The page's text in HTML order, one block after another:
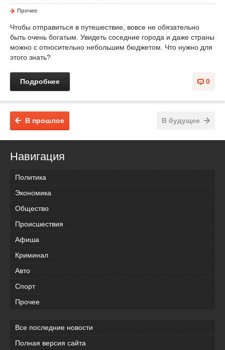
Прочее
Чтобы отправиться в путешествие, вовсе не обязательно
быть очень богатым. Увидеть соседние города и даже страны
можно с относительно небольшим бюджетом. Что нужно для
этого знать?
0
Подробнее
В будущее
В прошлое
Навигация
Политика
Экономика
Общество
Происшествия
Афиша
Криминал
Авто
Спорт
Прочее
Все последние новости
Полная версия сайта